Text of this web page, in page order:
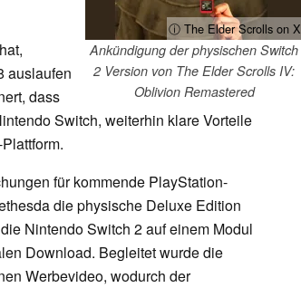
ⓘ The Elder Scrolls on X
Ankündigung der physischen Switch
2 Version von The Elder Scrolls IV:
Oblivion Remastered
auslaufen
dass
Switch, weiterhin klare Vorteile
für kommende PlayStation-
die physische Deluxe Edition
Nintendo Switch 2 auf einem Modul
Download. Begleitet wurde die
Werbevideo, wodurch der